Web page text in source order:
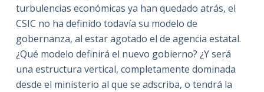
turbulencias económicas ya han quedado atrás, el
CSIC no ha definido todavía su modelo de
gobernanza, al estar agotado el de agencia estatal.
¿Qué modelo definirá el nuevo gobierno? ¿Y será
una estructura vertical, completamente dominada
desde el ministerio al que se adscriba, o tendrá la